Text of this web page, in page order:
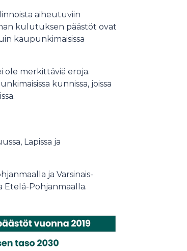
aiheutuviin
kulutuksen päästöt ovat
kaupunkimaisissa
ole merkittäviä eroja.
kunnissa, joissa
Lapissa ja
ja Varsinais-
Etelä-Pohjanmaalla.